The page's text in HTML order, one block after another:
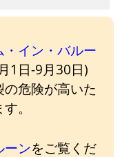
・イン・バルー
1日-9月30日)
危険が高いた
。
ーンをご覧くだ